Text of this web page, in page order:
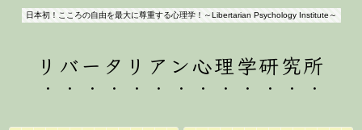
日本初！こころの自由を最大に尊重する心理学！～Libertarian Psychology Institute～
リバータリアン心理学研究所